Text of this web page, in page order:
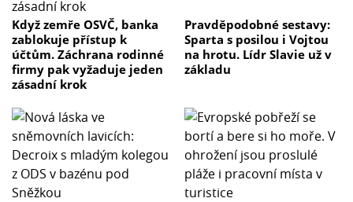
Když zemře OSVČ, banka
zablokuje přístup k
účtům. Záchrana rodinné
firmy pak vyžaduje jeden
zásadní krok
Pravděpodobné sestavy:
Sparta s posilou i Vojtou
na hrotu. Lídr Slavie už v
základu